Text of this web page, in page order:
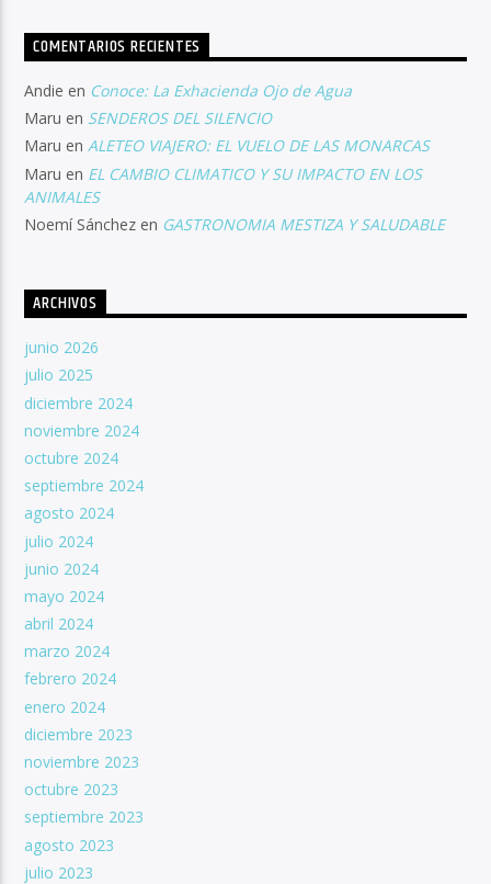
COMENTARIOS RECIENTES
Andie en Conoce: La Exhacienda Ojo de Agua
Maru en SENDEROS DEL SILENCIO
Maru enALETEO VIAJERO: EL VUELO DE LAS MONARCAS
Maru en EL CAMBIO CLIMATICO Y SU IMPACTO EN LOS
ANIMALES
Noemí Sánchez en GASTRONOMIA MESTIZA Y SALUDABLE
ARCHIVOS
junio 2026
julio 2025
diciembre 2024
noviembre 2024
octubre 2024
septiembre 2024
agosto 2024
julio 2024
junio 2024
mayo 2024
abril 2024
marzo 2024
febrero 2024
enero 2024
diciembre 2023
noviembre 2023
octubre 2023
septiembre 2023
agosto 2023
julio 2023